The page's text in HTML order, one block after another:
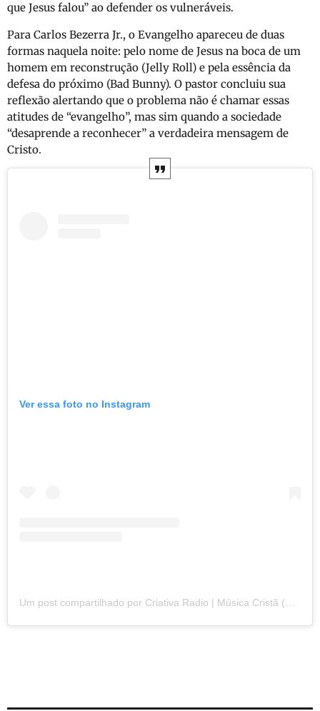
que Jesus falou” ao defender os vulneráveis.
Para Carlos Bezerra Jr., o Evangelho apareceu de duas
formas naquela noite: pelo nome de Jesus na boca de um
homem em reconstrução (Jelly Roll) e pela essência da
defesa do próximo (Bad Bunny). O pastor concluiu sua
reflexão alertando que o problema não é chamar essas
atitudes de “evangelho”, mas sim quando a sociedade
“desaprende a reconhecer” a verdadeira mensagem de
Cristo.
Ver essa foto no Instagram